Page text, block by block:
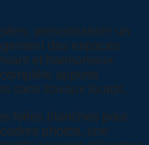
personnaliser un
des espaces
et harmonieux
apporte
sans travaux lourds.
toiles blanches pour
photos, une